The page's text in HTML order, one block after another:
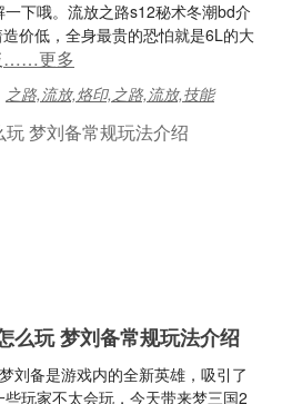
下哦。流放之路s12秘术冬潮bd介
价低，全身最贵的恐怕就是6L的大
……更多
之路,流放,烙印,之路,流放,技能
么玩 梦刘备常规玩法介绍
刘备是游戏内的全新英雄，吸引了
玩家不太会玩，今天带来梦三国2